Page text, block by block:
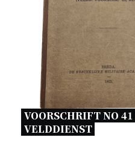
VOORSCHRIFT NO
VELDDIENST